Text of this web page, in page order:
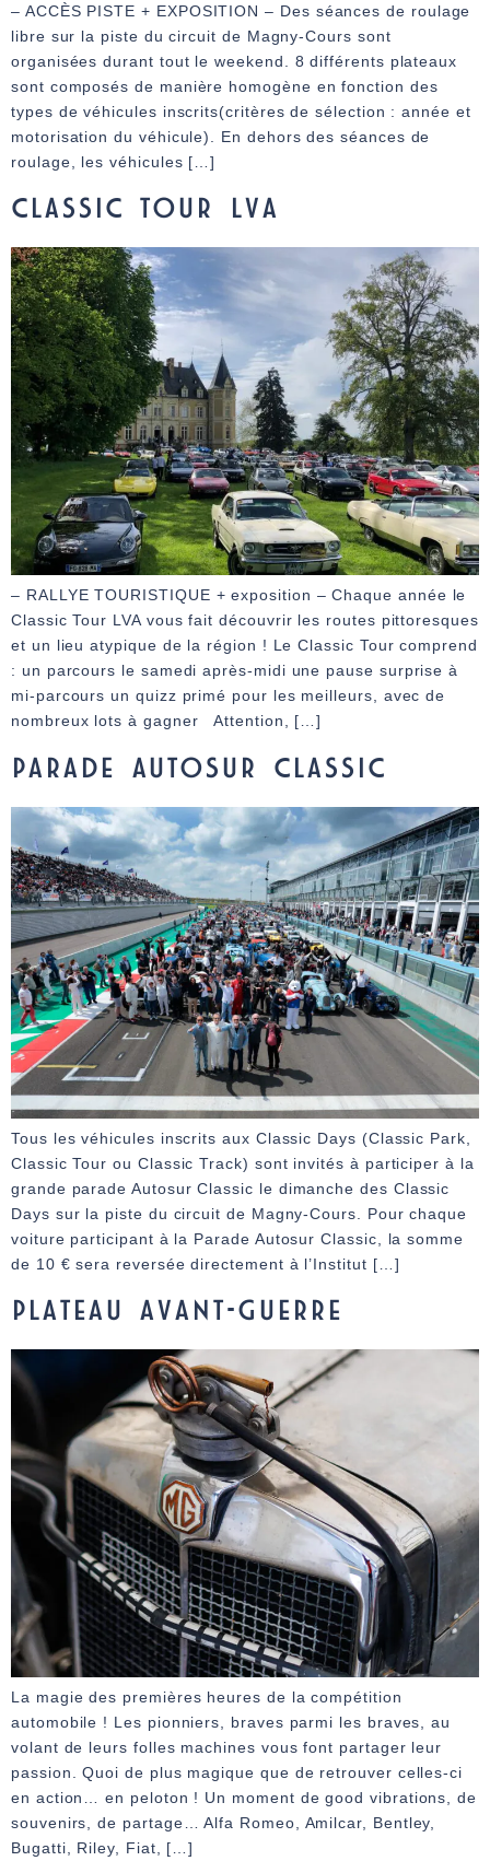
– ACCÈS PISTE + EXPOSITION – Des séances de roulage
libre sur la piste du circuit de Magny-Cours sont
organisées durant tout le weekend. 8 différents plateaux
sont composés de manière homogène en fonction des
types de véhicules inscrits(critères de sélection : année et
motorisation du véhicule). En dehors des séances de
roulage, les véhicules […]
CLASSIC TOUR LVA
– RALLYE TOURISTIQUE + exposition – Chaque année le
Classic Tour LVA vous fait découvrir les routes pittoresques
et un lieu atypique de la région ! Le Classic Tour comprend
: un parcours le samedi après-midi une pause surprise à
mi-parcours un quizz primé pour les meilleurs, avec de
nombreux lots à gagner Attention, […]
PARADE AUTOSUR CLASSIC
Tous les véhicules inscrits aux Classic Days (Classic Park,
Classic Tour ou Classic Track) sont invités à participer à la
grande parade Autosur Classic le dimanche des Classic
Days sur la piste du circuit de Magny-Cours. Pour chaque
voiture participant à la Parade Autosur Classic, la somme
de 10 € sera reversée directement à l’Institut […]
PLATEAU AVANT-GUERRE
La magie des premières heures de la compétition
automobile ! Les pionniers, braves parmi les braves, au
volant de leurs folles machines vous font partager leur
passion. Quoi de plus magique que de retrouver celles-ci
en action… en peloton ! Un moment de good vibrations, de
souvenirs, de partage… Alfa Romeo, Amilcar, Bentley,
Bugatti, Riley, Fiat, […]